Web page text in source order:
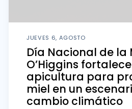
JUEVES 6, AGOSTO
Día Nacional de la
O’Higgins
apicultura para
miel en un
cambio climático